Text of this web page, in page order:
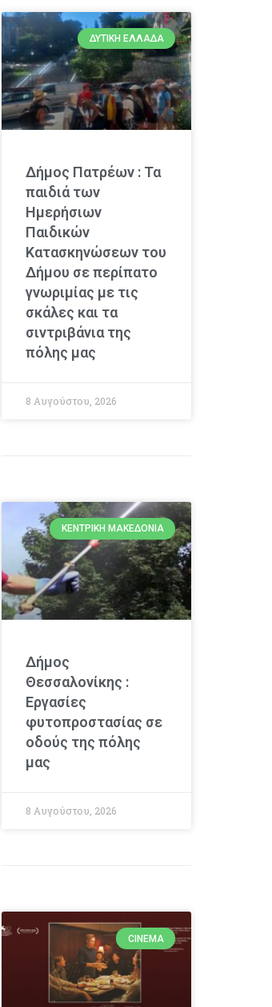
ΔΥΤΙΚΉ ΕΛΛΆΔΑ
Δήμος Πατρέων : Τα
παιδιά των
Ημερήσιων
Παιδικών
Κατασκηνώσεων του
Δήμου σε περίπατο
γνωριμίας με τις
σκάλες και τα
σιντριβάνια της
πόλης μας
8 Αυγούστου, 2026
ΚΕΝΤΡΙΚΉ ΜΑΚΕΔΟΝΊΑ
Δήμος
Θεσσαλονίκης :
Εργασίες
φυτοπροστασίας σε
οδούς της πόλης
μας
8 Αυγούστου, 2026
CINEMA